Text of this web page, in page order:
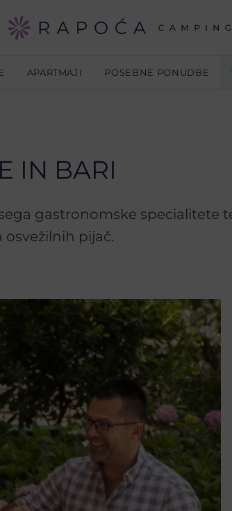
APARTMAJI POSEBNE PONUDBE
IN BARI
gastronomske specialitete
pijač.